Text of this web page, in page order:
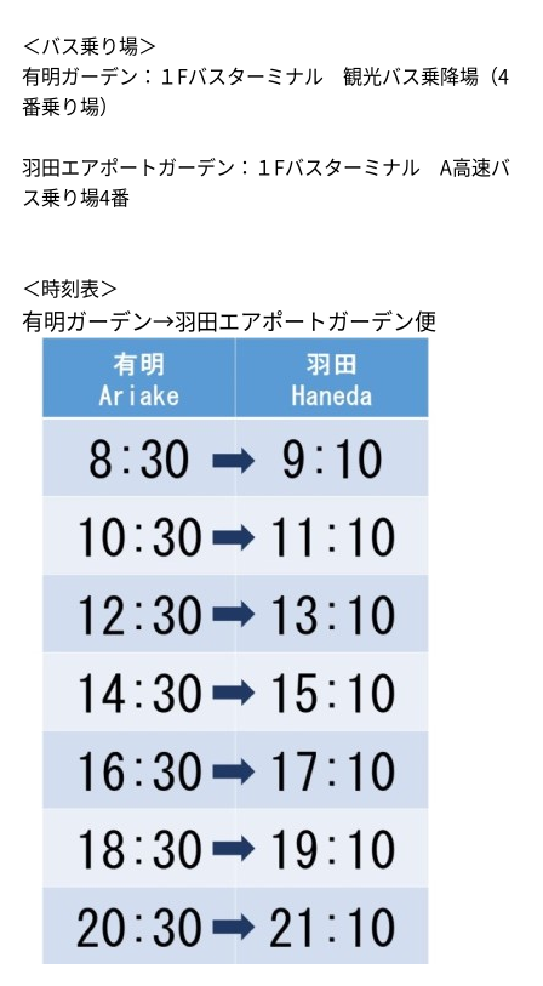
＜バス乗り場＞
有明ガーデン：１Fバスターミナル 観光バス乗降場（4
番乗り場）
羽田エアポートガーデン：１Fバスターミナル A高速バ
ス乗り場4番
＜時刻表＞
有明ガーデン→羽田エアポートガーデン便